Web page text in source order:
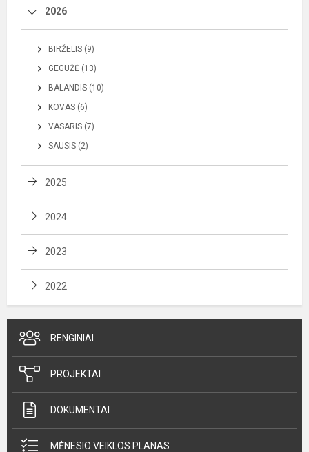
2026
BIRŽELIS (9)
GEGUŽĖ (13)
BALANDIS (10)
KOVAS (6)
VASARIS (7)
SAUSIS (2)
2025
2024
2023
2022
RENGINIAI
PROJEKTAI
DOKUMENTAI
MĖNESIO VEIKLOS PLANAS